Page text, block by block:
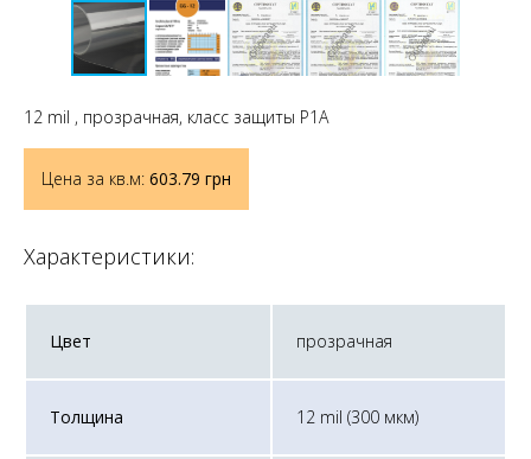
12 mil , прозрачная, класс защиты Р1А
Цена за кв.м: 603.79 грн
Характеристики:
Цвет прозрачная
Толщина 12 mil (300 мкм)